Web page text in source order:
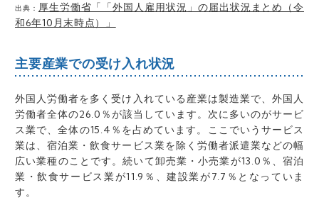
出典： 厚生労働省「「外国人雇用状況」の届出状況まとめ（令
和6年10月末時点）」
主要産業での受け入れ状況
外国人労働者を多く受け入れている産業は製造業で、外国人
労働者全体の26.0％が該当しています。次に多いのがサービ
ス業で、全体の15.4％を占めています。ここでいうサービス
業は、宿泊業・飲食サービス業を除く労働者派遣業などの幅
広い業種のことです。続いて卸売業・小売業が13.0％、宿泊
業・飲食サービス業が11.9％、建設業が7.7％となっていま
す。